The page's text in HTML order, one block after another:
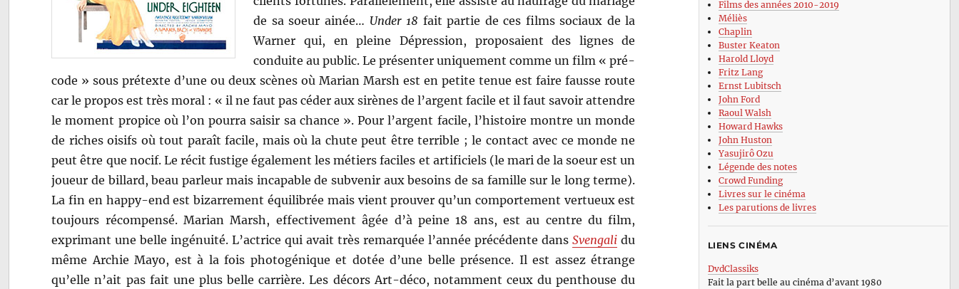
de sa soeur ainée… Under 18 fait partie de ces films sociaux de la
Warner qui, en pleine Dépression, proposaient des lignes de
conduite au public. Le présenter uniquement comme un film « pré-
code » sous prétexte d’une ou deux scènes où Marian Marsh est en petite tenue est faire fausse route
car le propos est très moral : « il ne faut pas céder aux sirènes de l’argent facile et il faut savoir attendre
le moment propice où l’on pourra saisir sa chance ». Pour l’argent facile, l’histoire montre un monde
de riches oisifs où tout paraît facile, mais où la chute peut être terrible ; le contact avec ce monde ne
peut être que nocif. Le récit fustige également les métiers faciles et artificiels (le mari de la soeur est un
joueur de billard, beau parleur mais incapable de subvenir aux besoins de sa famille sur le long terme).
La fin en happy-end est bizarrement équilibrée mais vient prouver qu’un comportement vertueux est
toujours récompensé. Marian Marsh, effectivement âgée d’à peine 18 ans, est au centre du film,
exprimant une belle ingénuité. L’actrice qui avait très remarquée l’année précédente dansSvengali du
même Archie Mayo, est à la fois photogénique et dotée d’une belle présence. Il est assez étrange
qu’elle n’ait pas fait une plus belle carrière. Les décors Art-déco, notamment ceux du penthouse du
Films des années 2010-2019
Méliès
Chaplin
Buster Keaton
Harold Lloyd
Fritz Lang
Ernst Lubitsch
John Ford
Raoul Walsh
Howard Hawks
John Huston
Yasujirô Ozu
Légende des notes
Crowd Funding
Livres sur le cinéma
Les parutions de livres
LIENS CINÉMA
DvdClassiks
Fait la part belle au cinéma d’avant 1980